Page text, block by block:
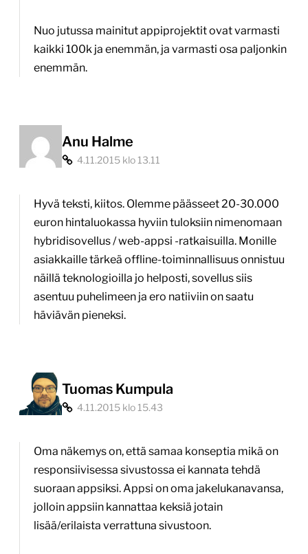
Nuo jutussa mainitut appiprojektit ovat varmasti
kaikki 100k ja enemmän, ja varmasti osa paljonkin
enemmän.
Anu Halme
4.11.2015 klo 13.11
Hyvä teksti, kiitos. Olemme päässeet 20-30.000
euron hintaluokassa hyviin tuloksiin nimenomaan
hybridisovellus / web-appsi -ratkaisuilla. Monille
asiakkaille tärkeä offline-toiminnallisuus onnistuu
näillä teknologioilla jo helposti, sovellus siis
asentuu puhelimeen ja ero natiiviin on saatu
häviävän pieneksi.
Tuomas Kumpula
4.11.2015 klo 15.43
Oma näkemys on, että samaa konseptia mikä on
responsiivisessa sivustossa ei kannata tehdä
suoraan appsiksi. Appsi on oma jakelukanavansa,
jolloin appsiin kannattaa keksiä jotain
lisää/erilaista verrattuna sivustoon.